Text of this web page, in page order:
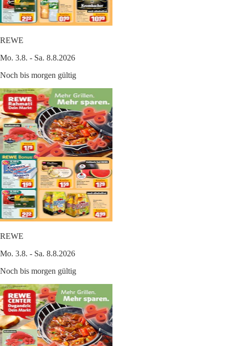
REWE
Mo. 3.8. - Sa. 8.8.2026
Noch bis morgen gültig
REWE
Mo. 3.8. - Sa. 8.8.2026
Noch bis morgen gültig